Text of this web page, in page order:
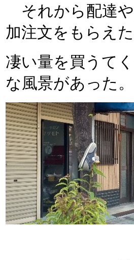
それから配達
加注文をもらえ
凄い量を買うて
な風景があった。